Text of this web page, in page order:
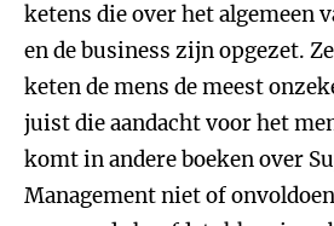
ketens die over het algemeen
en de business zijn opgezet.
keten de mens de meest
juist die aandacht voor het
komt in andere boeken over
Management niet of